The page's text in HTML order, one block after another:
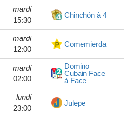
mardi
15:30
Chinchón à 4
mardi
12:00
Comemierda
mardi
02:00
Domino
Cubain Face
à Face
lundi
23:00
Julepe